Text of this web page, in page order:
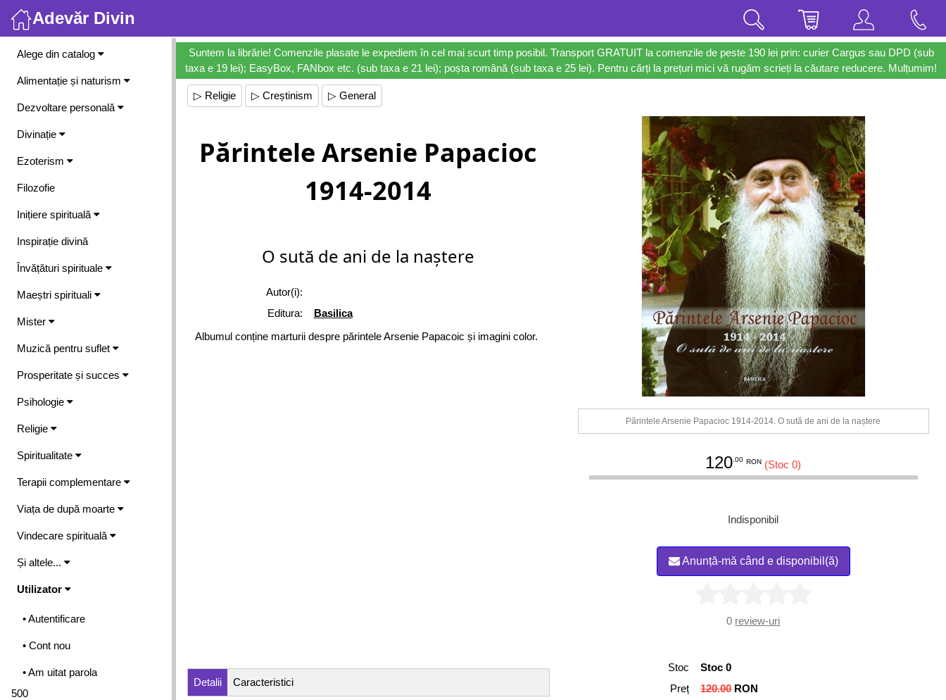
Adevăr Divin
Meniu
Alege din catalog
Alimentație și naturism
Dezvoltare personală
Divinație
Ezoterism
Filozofie
Inițiere spirituală
Inspirație divină
Învățături spirituale
Maeștri spirituali
Mister
Muzică pentru suflet
Prosperitate și succes
Psihologie
Religie
Spiritualitate
Terapii complementare
Viața de după moarte
Vindecare spirituală
Și altele...
Utilizator
• Autentificare
• Cont nou
• Am uitat parola
500
Suntem la librărie! Comenzile plasate le expediem în cel mai scurt timp posibil. Transport GRATUIT la comenzile de peste 190 lei prin: curier Cargus sau DPD (sub
taxa e 19 lei); EasyBox, FANbox etc. (sub taxa e 21 lei); poșta română (sub taxa e 25 lei). Pentru cărți la prețuri mici vă rugăm scrieți la căutare reducere. Mulțumim!
▷ Religie ▷ Creștinism ▷ General
Părintele Arsenie Papacioc
1914-2014
O sută de ani de la naștere
Autor(i):
Editura:
Basilica
Albumul conține marturii despre părintele Arsenie Papacoic și imagini color.
Părintele Arsenie Papacioc 1914-2014. O sută de ani de la naștere
120 .00 RON (Stoc 0)
Indisponibil
Anunță-mă când e disponibil(ă)
0 review-uri
Detalii Caracteristici
Stoc
Stoc 0
Preț
120.00RON